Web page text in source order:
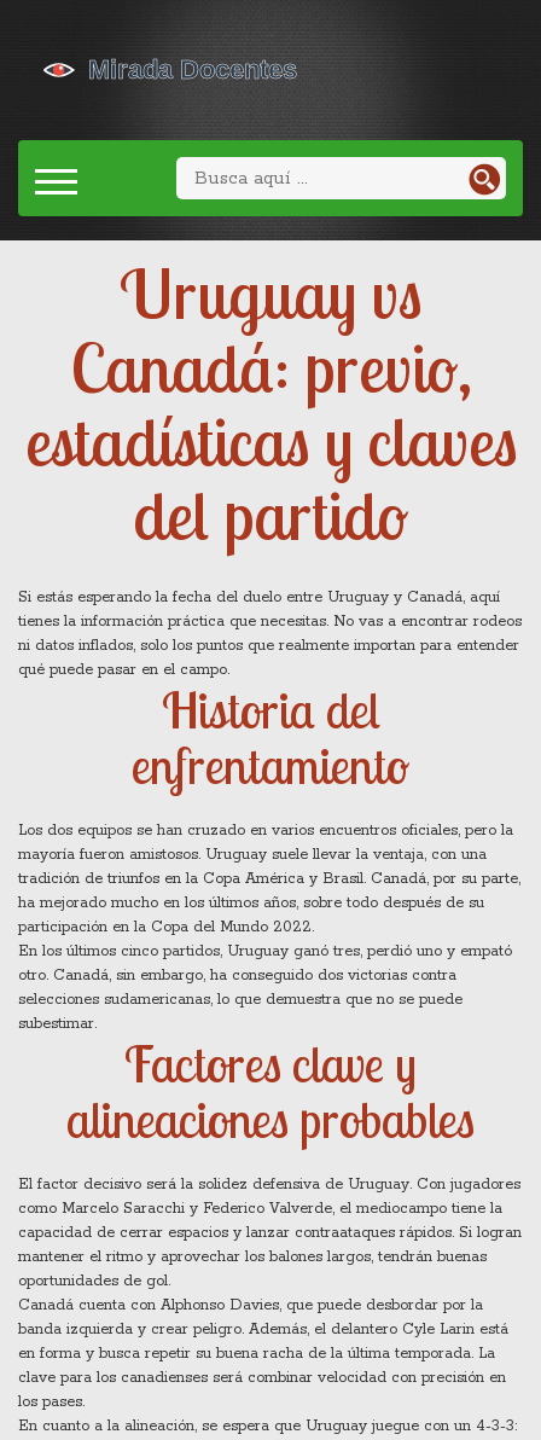
Uruguay vs
Canadá: previo,
estadísticas y claves
del partido
Si estás esperando la fecha del duelo entre Uruguay y Canadá, aquí
tienes la información práctica que necesitas. No vas a encontrar rodeos
ni datos inflados, solo los puntos que realmente importan para entender
qué puede pasar en el campo.
Historia del
enfrentamiento
Los dos equipos se han cruzado en varios encuentros oficiales, pero la
mayoría fueron amistosos. Uruguay suele llevar la ventaja, con una
tradición de triunfos en la Copa América y Brasil. Canadá, por su parte,
ha mejorado mucho en los últimos años, sobre todo después de su
participación en la Copa del Mundo 2022.
En los últimos cinco partidos, Uruguay ganó tres, perdió uno y empató
otro. Canadá, sin embargo, ha conseguido dos victorias contra
selecciones sudamericanas, lo que demuestra que no se puede
subestimar.
Factores clave y
alineaciones probables
El factor decisivo será la solidez defensiva de Uruguay. Con jugadores
como Marcelo Saracchi y Federico Valverde, el mediocampo tiene la
capacidad de cerrar espacios y lanzar contraataques rápidos. Si logran
mantener el ritmo y aprovechar los balones largos, tendrán buenas
oportunidades de gol.
Canadá cuenta con Alphonso Davies, que puede desbordar por la
banda izquierda y crear peligro. Además, el delantero Cyle Larin está
en forma y busca repetir su buena racha de la última temporada. La
clave para los canadienses será combinar velocidad con precisión en
los pases.
En cuanto a la alineación, se espera que Uruguay juegue con un 4-3-3: